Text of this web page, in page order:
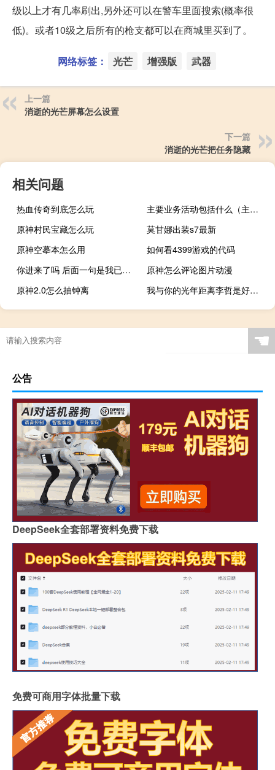
级以上才有几率刷出,另外还可以在警车里面搜索(概率很
低)。或者10级之后所有的枪支都可以在商城里买到了。
网络标签： 光芒 增强版 武器
上一篇
消逝的光芒屏幕怎么设置
下一篇
消逝的光芒把任务隐藏
相关问题
热血传奇到底怎么玩
主要业务活动包括什么（主要业务活动怎么填）
原神村民宝藏怎么玩
莫甘娜出装s7最新
原神空摹本怎么用
如何看4399游戏的代码
你进来了吗 后面一句是我已经结束了什么梗
原神怎么评论图片动漫
原神2.0怎么抽钟离
我与你的光年距离李哲是好是坏（我与你的光年距离）
☚
公告
DeepSeek全套部署资料免费下载
免费可商用字体批量下载